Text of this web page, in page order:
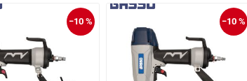
−10 % −10 %